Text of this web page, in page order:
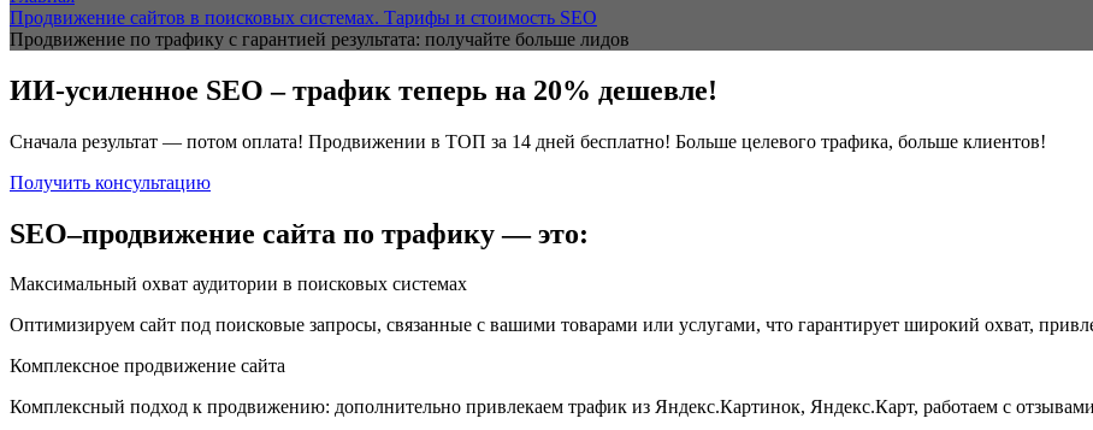
Продвижение сайтов в поисковых системах. Тарифы и стоимость SEO
Продвижение по трафику с гарантией результата: получайте больше лидов
ИИ-усиленное SEO – трафик теперь на 20% дешевле!
Сначала результат — потом оплата! Продвижении в ТОП за 14 дней бесплатно! Больше целевого трафика, больше клиентов!
Получить консультацию
SEO–продвижение сайта по трафику — это:
Максимальный охват аудитории в поисковых системах
Оптимизируем сайт под поисковые запросы, связанные с вашими товарами или услугами, что гарантирует широкий охват,
Комплексное продвижение сайта
Комплексный подход к продвижению: дополнительно привлекаем трафик из Яндекс.Картинок, Яндекс.Карт, работаем с